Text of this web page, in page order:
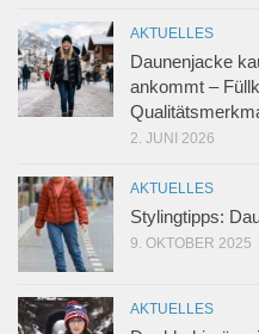
AKTUELLES
Daunenjacke
ankommt –
2. JUNI 2026
AKTUELLES
Stylingtipps:
9. OKTOBER 2025
AKTUELLES